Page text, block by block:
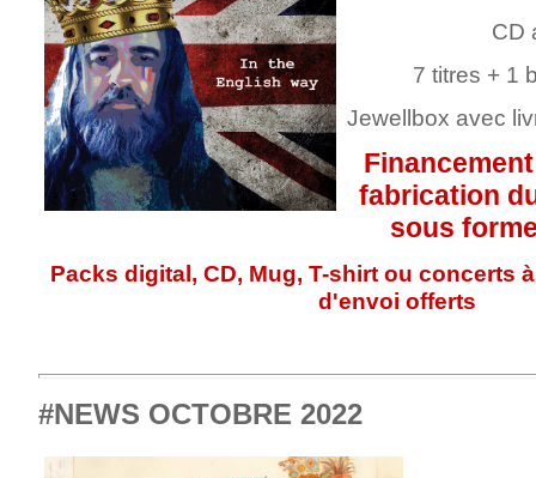
CD
7 titres + 1
Jewellbox avec
fabrication
sous
Packs digital, CD, Mug, T-shirt ou concerts
d'envoi offerts
#NEWS OCTOBRE 2022